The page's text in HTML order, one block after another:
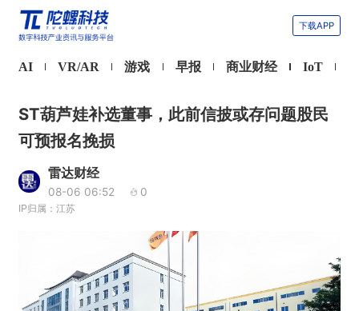
下载APP
AI VR/AR 游戏 早报 商业财经 IoT
ST葫芦娃补选董事，此前信披或存问题股民
可预报名挽损
雷达财经
08-06 06:52 0
IP归属：江苏